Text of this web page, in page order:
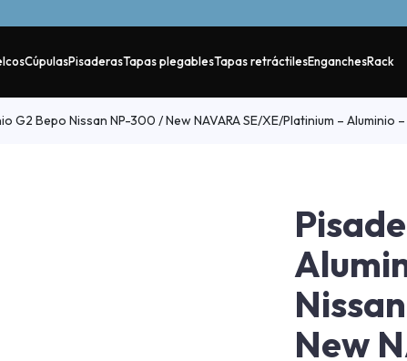
CúpulasPisaderasTapas plegablesTapas retráctilesEnganchesRack
G2 Bepo Nissan NP-300 / New NAVARA SE/XE/Platinium – Aluminio
New